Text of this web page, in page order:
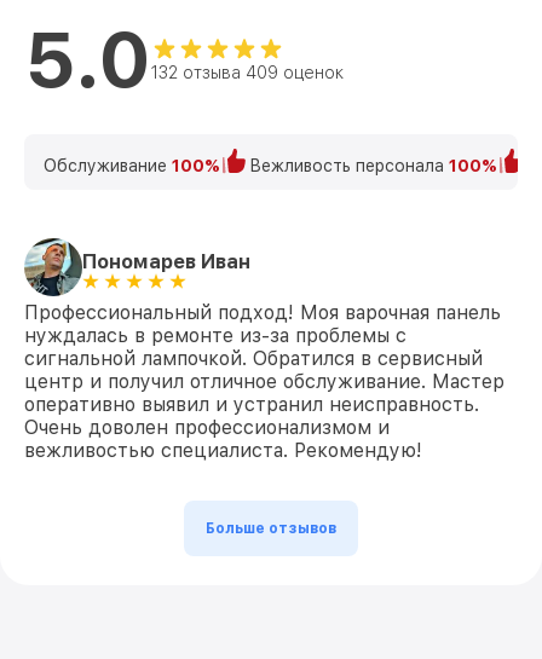
5.0 132 отзыва 409 оценок
Обслуживание 100% Вежливость персонала 100%
Пономарев Иван
Профессиональный подход! Моя варочная панель
нуждалась в ремонте из-за проблемы с
сигнальной лампочкой. Обратился в сервисный
центр и получил отличное обслуживание. Мастер
оперативно выявил и устранил неисправность.
Очень доволен профессионализмом и
вежливостью специалиста. Рекомендую!
Больше отзывов